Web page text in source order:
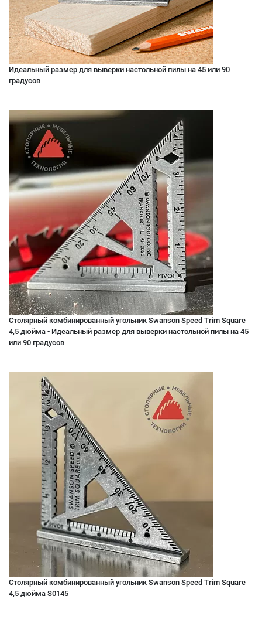
Идеальный размер для выверки настольной пилы на 45 или 90
градусов
Столярный комбинированный угольник Swanson Speed Trim Square
4,5 дюйма - Идеальный размер для выверки настольной пилы на 45
или 90 градусов
Столярный комбинированный угольник Swanson Speed Trim Square
4,5 дюйма S0145